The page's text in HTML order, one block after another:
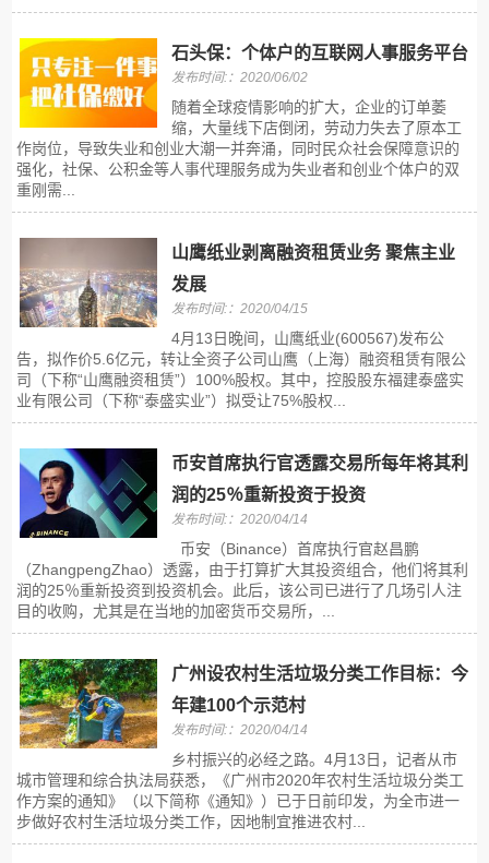
石头保：个体户的互联网人事服务平台
发布时间:：2020/06/02
随着全球疫情影响的扩大，企业的订单萎
缩，大量线下店倒闭，劳动力失去了原本工
作岗位，导致失业和创业大潮一并奔涌，同时民众社会保障意识的
强化，社保、公积金等人事代理服务成为失业者和创业个体户的双
重刚需...
山鹰纸业剥离融资租赁业务 聚焦主业
发展
发布时间:：2020/04/15
4月13日晚间，山鹰纸业(600567)发布公
告，拟作价5.6亿元，转让全资子公司山鹰（上海）融资租赁有限公
司（下称“山鹰融资租赁”）100%股权。其中，控股股东福建泰盛实
业有限公司（下称“泰盛实业”）拟受让75%股权...
币安首席执行官透露交易所每年将其利
润的25％重新投资于投资
发布时间:：2020/04/14
币安（Binance）首席执行官赵昌鹏
（ZhangpengZhao）透露，由于打算扩大其投资组合，他们将其利
润的25％重新投资到投资机会。此后，该公司已进行了几场引人注
目的收购，尤其是在当地的加密货币交易所，...
广州设农村生活垃圾分类工作目标：今
年建100个示范村
发布时间:：2020/04/14
乡村振兴的必经之路。4月13日，记者从市
城市管理和综合执法局获悉，《广州市2020年农村生活垃圾分类工
作方案的通知》（以下简称《通知》）已于日前印发，为全市进一
步做好农村生活垃圾分类工作，因地制宜推进农村...